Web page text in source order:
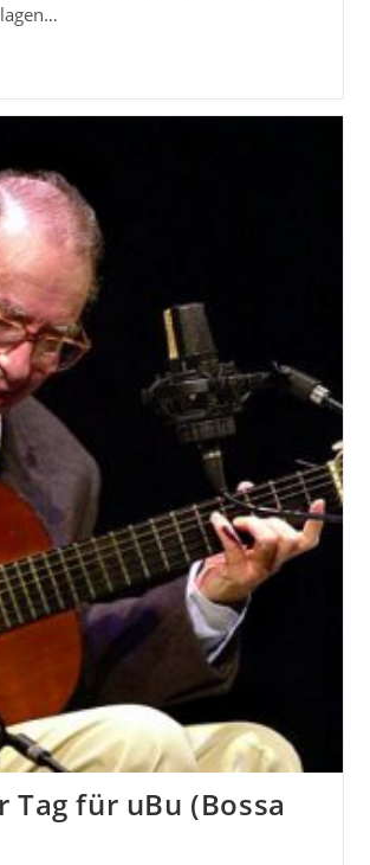
Tag für uBu (Bossa